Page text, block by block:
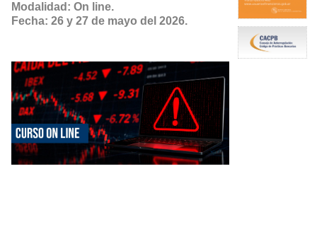
Modalidad : On line.
Fecha: 26 y 27 de mayo del 2026 .